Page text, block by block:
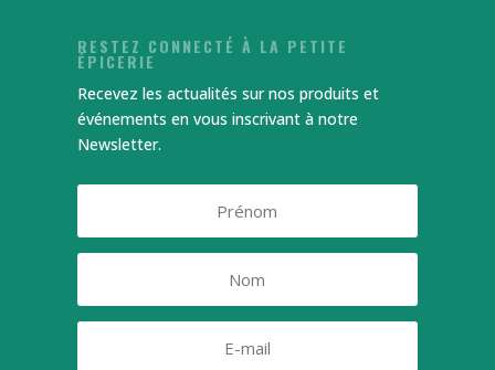
RESTEZ CONNECTÉ À LA PETITE
ÉPICERIE
Recevez les actualités sur nos produits et
événements en vous inscrivant à notre
Newsletter.